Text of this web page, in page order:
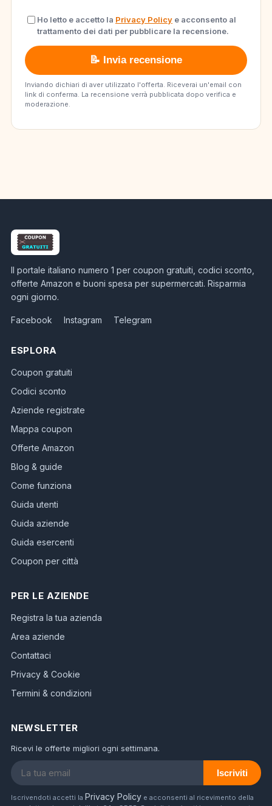
Ho letto e accetto la Privacy Policy e acconsento al
trattamento dei dati per pubblicare la recensione.
📝 Invia recensione
Inviando dichiari di aver utilizzato l'offerta. Riceverai un'email con
link di conferma. La recensione verrà pubblicata dopo verifica e
moderazione.
Il portale italiano numero 1 per coupon gratuiti, codici sconto,
offerte Amazon e buoni spesa per supermercati. Risparmia
ogni giorno.
Facebook Instagram Telegram
ESPLORA
Coupon gratuiti
Codici sconto
Aziende registrate
Mappa coupon
Offerte Amazon
Blog & guide
Come funziona
Guida utenti
Guida aziende
Guida esercenti
Coupon per città
PER LE AZIENDE
Registra la tua azienda
Area aziende
Contattaci
Privacy & Cookie
Termini & condizioni
NEWSLETTER
Ricevi le offerte migliori ogni settimana.
Iscriviti
Iscrivendoti accetti la Privacy Policy e acconsenti al ricevimento della